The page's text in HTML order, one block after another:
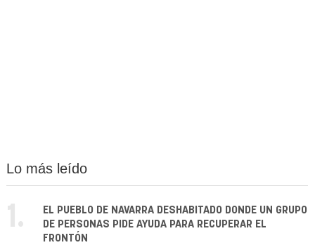
Lo más leído
1.
EL PUEBLO DE NAVARRA DESHABITADO DONDE UN GRUPO
DE PERSONAS PIDE AYUDA PARA RECUPERAR EL
FRONTÓN